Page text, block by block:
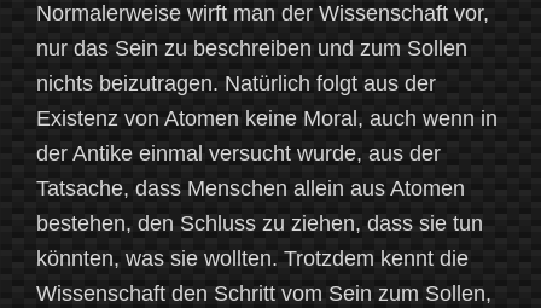
Normalerweise wirft man der Wissenschaft vor,
nur das Sein zu beschreiben und zum Sollen
nichts beizutragen. Natürlich folgt aus der
Existenz von Atomen keine Moral, auch wenn in
der Antike einmal versucht wurde, aus der
Tatsache, dass Menschen allein aus Atomen
bestehen, den Schluss zu ziehen, dass sie tun
könnten, was sie wollten. Trotzdem kennt die
Wissenschaft den Schritt vom Sein zum Sollen,